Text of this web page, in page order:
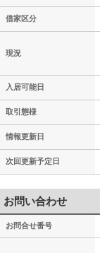
借家区分
現況
入居可能日
取引態様
情報更新日
次回更新予定日
お問い合わせ
お問合せ番号